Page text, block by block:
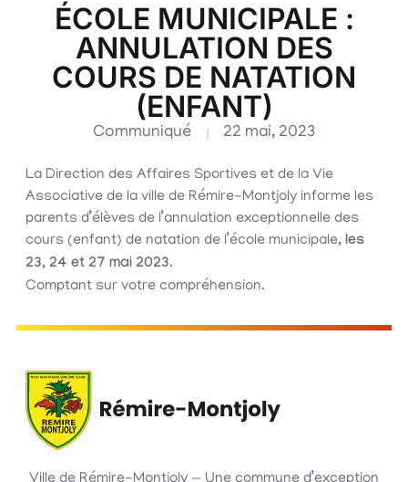
ÉCOLE MUNICIPALE :
ANNULATION DES
COURS DE NATATION
(ENFANT)
Communiqué 22 mai, 2023
La Direction des Affaires Sportives et de la Vie
Associative de la ville de Rémire-Montjoly informe les
parents d’élèves de l’annulation exceptionnelle des
cours (enfant) de natation de l’école municipale, les
23, 24 et 27 mai 2023.
Comptant sur votre compréhension.